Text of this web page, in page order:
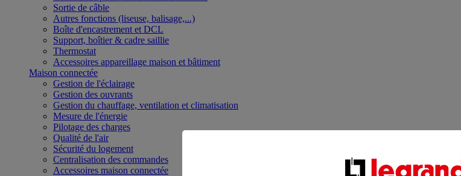
Sortie de câble
Autres fonctions (liseuse, balisage,...)
Boîte d'encastrement et DCL
Support, boîtier & cadre saillie
Thermostat
Accessoires appareillage maison et bâtiment
Maison connectée
Gestion de l'éclairage
Gestion des ouvrants
Gestion du chauffage, ventilation et climatisation
Mesure de l'énergie
Pilotage des charges
Qualité de l'air
Sécurité du logement
Centralisation des commandes
Accessoires maison connectée